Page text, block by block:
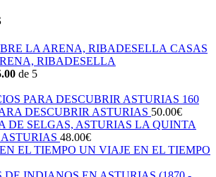
CASAS
RIBADESELLA
de 5
160
DESCUBRIR ASTURIAS 50.00€
LA QUINTA
48.00€
UN VIAJE EN EL TIEMPO